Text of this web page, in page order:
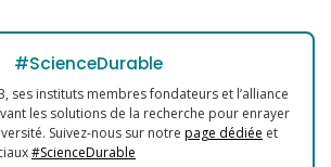
#ScienceDurable
ses instituts membres fondateurs et l’alliance
les solutions de la recherche pour enrayer
Suivez-nous sur notre page dédiée et
#ScienceDurable